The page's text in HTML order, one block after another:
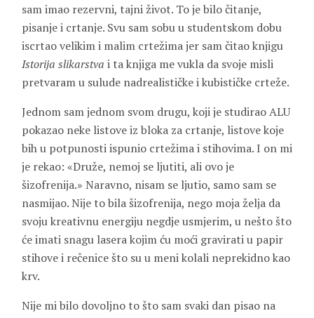
sam imao rezervni, tajni život. To je bilo čitanje,
pisanje i crtanje. Svu sam sobu u studentskom dobu
iscrtao velikim i malim crtežima jer sam čitao knjigu
Istorija slikarstva i ta knjiga me vukla da svoje misli
pretvaram u sulude nadrealističke i kubističke crteže.
Jednom sam jednom svom drugu, koji je studirao ALU
pokazao neke listove iz bloka za crtanje, listove koje
bih u potpunosti ispunio crtežima i stihovima. I on mi
je rekao: «Druže, nemoj se ljutiti, ali ovo je
šizofrenija.» Naravno, nisam se ljutio, samo sam se
nasmijao. Nije to bila šizofrenija, nego moja želja da
svoju kreativnu energiju negdje usmjerim, u nešto što
će imati snagu lasera kojim ću moći gravirati u papir
stihove i rečenice što su u meni kolali neprekidno kao
krv.
Nije mi bilo dovoljno to što sam svaki dan pisao na